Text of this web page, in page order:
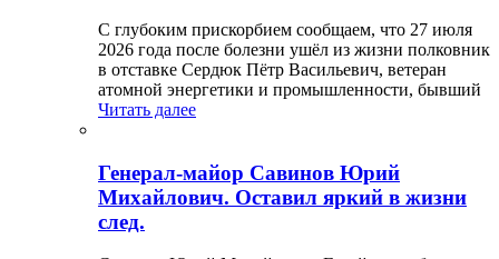
С глубоким прискорбием сообщаем, что 27 июля
2026 года после болезни ушёл из жизни полковник
в отставке Сердюк Пётр Васильевич, ветеран
атомной энергетики и промышленности, бывший
Читать далее
Генерал-майор Савинов Юрий
Михайлович. Оставил яркий в жизни
след.